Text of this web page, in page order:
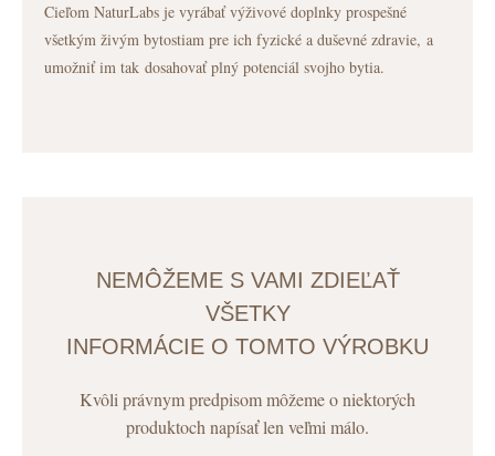
Cieľom NaturLabs je vyrábať výživové doplnky prospešné
všetkým živým bytostiam pre ich fyzické a duševné zdravie, a
umožniť im tak dosahovať plný potenciál svojho bytia.
NEMÔŽEME S VAMI ZDIEĽAŤ
VŠETKY
INFORMÁCIE O TOMTO VÝROBKU
Kvôli právnym predpisom môžeme o niektorých
produktoch napísať len veľmi málo.